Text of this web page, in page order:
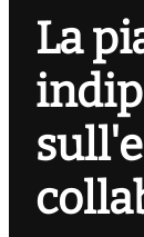
La